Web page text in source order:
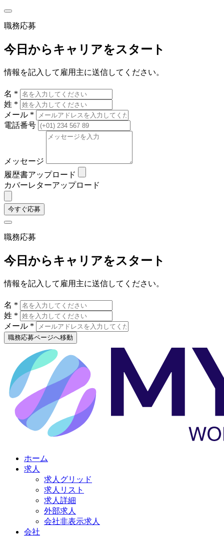
職務応募
今日からキャリアをスタート
情報を記入して雇用主に送信してください。
名 *
姓 *
メール *
電話番号
メッセージ
履歴書アップロード
カバーレターアップロード
今すぐ応募
職務応募
今日からキャリアをスタート
情報を記入して雇用主に送信してください。
名 *
姓 *
メール *
職務応募ページへ移動
ホーム
求人
求人グリッド
求人リスト
求人詳細
外部求人
会社非表示求人
会社